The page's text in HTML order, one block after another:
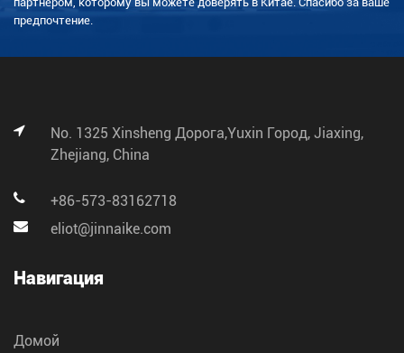
предпочтение.
No. 1325 Xinsheng Дорога,Yuxin Город, Jiaxing,
Zhejiang, China
+86-573-83162718
eliot@jinnaike.com
Навигация
Домой